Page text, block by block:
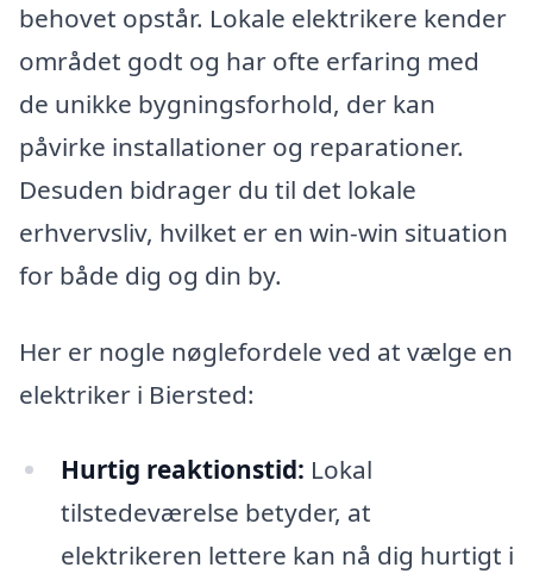
behovet opstår. Lokale elektrikere kender
området godt og har ofte erfaring med
de unikke bygningsforhold, der kan
påvirke installationer og reparationer.
Desuden bidrager du til det lokale
erhvervsliv, hvilket er en win-win situation
for både dig og din by.
Her er nogle nøglefordele ved at vælge en
elektriker i Biersted:
Hurtig reaktionstid: Lokal
tilstedeværelse betyder, at
elektrikeren lettere kan nå dig hurtigt i